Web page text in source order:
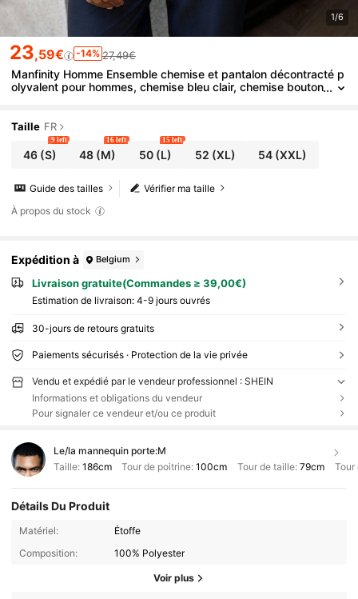
1/6
23,59€ -14% 27,49€
Manfinity Homme Ensemble chemise et pantalon décontracté p
olyvalent pour hommes, chemise bleu clair, chemise bouton
Taille FR
46(S)
9 left
48 (M)
16 left
50(L)
15 left
52 (XL) 54 (XXL)
Vérifier ma taille
Guide des tailles
À propos du stock
Expédition à Belgium
Livraison gratuite(Commandes ≥ 39,00€)
Estimation de livraison: 4-9 jours ouvrés
30-jours de retours gratuits
Paiements sécurisés · Protection de la vie privée
Vendu et expédié par le vendeur professionnel : SHEIN
Informations et obligations du vendeur
Pour signaler ce vendeur et/ou ce produit
Le/la mannequin porte:M
Taille: 186cm Tour de poitrine:100cm Tour de taille: 79cm Tour
Détails Du Produit
Matériel:
Étoffe
Composition:
100% Polyester
Voir plus